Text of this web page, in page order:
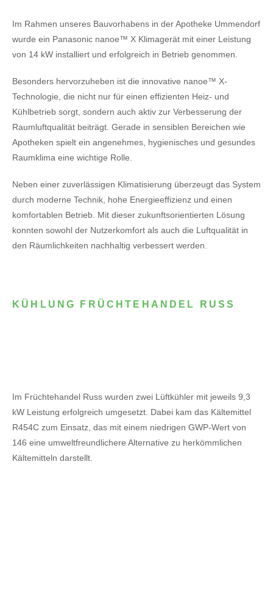
Im Rahmen unseres Bauvorhabens in der Apotheke Ummendorf
wurde ein Panasonic nanoe™ X Klimagerät mit einer Leistung
von 14 kW installiert und erfolgreich in Betrieb genommen.
Besonders hervorzuheben ist die innovative nanoe™ X-
Technologie, die nicht nur für einen effizienten Heiz- und
Kühlbetrieb sorgt, sondern auch aktiv zur Verbesserung der
Raumluftqualität beiträgt. Gerade in sensiblen Bereichen wie
Apotheken spielt ein angenehmes, hygienisches und gesundes
Raumklima eine wichtige Rolle.
Neben einer zuverlässigen Klimatisierung überzeugt das System
durch moderne Technik, hohe Energieeffizienz und einen
komfortablen Betrieb. Mit dieser zukunftsorientierten Lösung
konnten sowohl der Nutzerkomfort als auch die Luftqualität in
den Räumlichkeiten nachhaltig verbessert werden.
KÜHLUNG FRÜCHTEHANDEL RUSS
Im Früchtehandel Russ wurden zwei Lüftkühler mit jeweils 9,3
kW Leistung erfolgreich umgesetzt. Dabei kam das Kältemittel
R454C zum Einsatz, das mit einem niedrigen GWP-Wert von
146 eine umweltfreundlichere Alternative zu herkömmlichen
Kältemitteln darstellt.